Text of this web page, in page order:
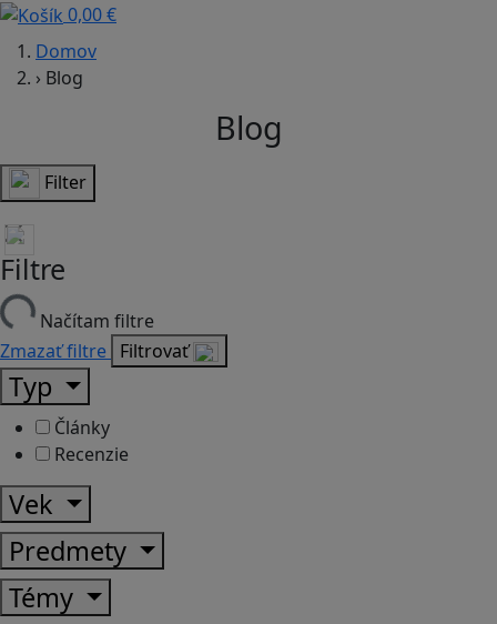
0,00 €
Domov
› Blog
Blog
Filter
Filtre
Načítam filtre
Zmazať filtre Filtrovať
Typ
Články
Recenzie
Vek
Predmety
Témy